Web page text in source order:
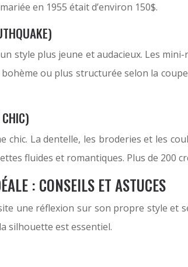
en 1955 était d’environ 150$.
style plus jeune et audacieux. Les
ou plus structurée selon la
chic. La dentelle, les broderies et les
fluides et romantiques. Plus de 200
: CONSEILS ET ASTUCES
une réflexion sur son propre style et
silhouette est essentiel.